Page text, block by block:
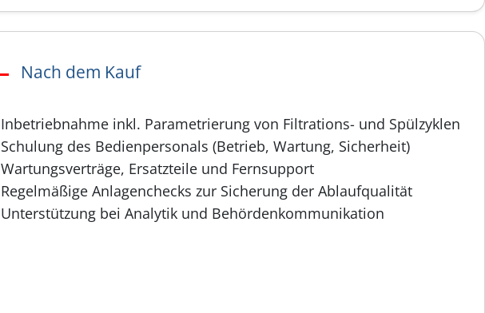
Nach dem Kauf
Inbetriebnahme inkl. Parametrierung von Filtrations- und Spülzyklen
Schulung des Bedienpersonals (Betrieb, Wartung, Sicherheit)
Wartungsverträge, Ersatzteile und Fernsupport
Regelmäßige Anlagenchecks zur Sicherung der Ablaufqualität
Unterstützung bei Analytik und Behördenkommunikation